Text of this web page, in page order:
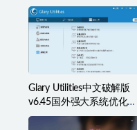
里塞东西”
Glary Utilities中文破解版
v6.45国外强大系统优化百
宝箱